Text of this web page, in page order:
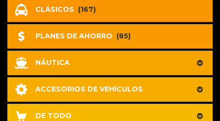
CLÁSICOS (167)
PLANES DE AHORRO (85)
NÁUTICA
ACCESORIOS DE VEHÍCULOS
DE TODO